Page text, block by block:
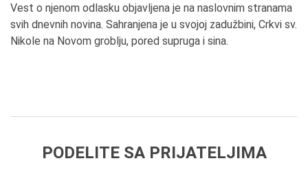
Vest o njenom odlasku objavljena je na naslovnim stranama
svih dnevnih novina. Sahranjena je u svojoj zadužbini, Crkvi sv.
Nikole na Novom groblju, pored supruga i sina.
PODELITE SA PRIJATELJIMA